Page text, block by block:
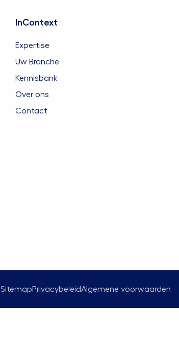
InContext
Expertise
Uw Branche
Kennisbank
Over ons
Contact
SitemapPrivacybeleidAlgemene voorwaarden